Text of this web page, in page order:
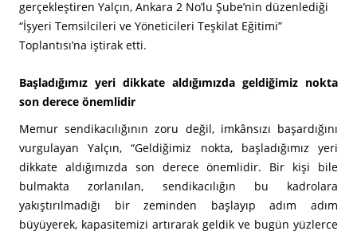
gerçekleştiren Yalçın, Ankara 2 No’lu Şube’nin düzenlediği
“İşyeri Temsilcileri ve Yöneticileri Teşkilat Eğitimi”
Toplantısı’na iştirak etti.
Başladığımız yeri dikkate aldığımızda geldiğimiz nokta
son derece önemlidir
Memur sendikacılığının zoru değil, imkânsızı başardığını
vurgulayan Yalçın, “Geldiğimiz nokta, başladığımız yeri
dikkate aldığımızda son derece önemlidir. Bir kişi bile
bulmakta zorlanılan, sendikacılığın bu kadrolara
yakıştırılmadığı bir zeminden başlayıp adım adım
büyüyerek, kapasitemizi artırarak geldik ve bugün yüzlerce